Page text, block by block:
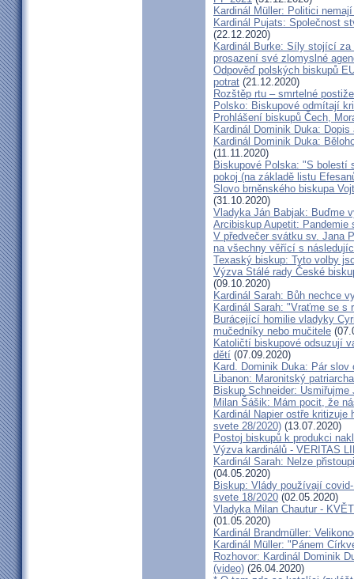
Kardinál Müller: Politici
Kardinál Pujats: Společnost
(22.12.2020)
Kardinál Burke: Síly stojící
prosazení své zlomyslné
Odpověď polských biskupů
potrat (21.12.2020)
Rozštěp rtu – smrtelné
Polsko: Biskupové odmítají
Prohlášení biskupů Čech,
Kardinál Dominik Duka:
Kardinál Dominik Duka:
(11.11.2020)
Biskupové Polska: "S bolestí
pokoj (na základě listu
Slovo brněnského biskupa
(31.10.2020)
Vladyka Ján Babjak: Buďme
Arcibiskup Aupetit: Pandemie
V předvečer svátku sv. Jana
na všechny věřící s
Texaský biskup: Tyto volby
Výzva Stálé rady České
(09.10.2020)
Kardinál Sarah: Bůh nechce
Kardinál Sarah: "Vraťme se s
Burácející homilie vladyky
mučedníky nebo mučitele
Katoličtí biskupové odsuzují
dětí (07.09.2020)
Kard. Dominik Duka: Pár slov
Libanon: Maronitský
Biskup Schneider:
Milan Šášik: Mám pocit, že
Kardinál Napier ostře
svete 28/2020) (13.07.2020)
Postoj biskupů k produkci
Výzva kardinálů - VERITAS
Kardinál Sarah: Nelze
(04.05.2020)
Biskup: Vlády používají
svete 18/2020 (02.05.2020)
Vladyka Milan Chautur -
(01.05.2020)
Kardinál Brandmüller:
Kardinál Müller: "Pánem
Rozhovor: Kardinál Dominik
(video) (26.04.2020)